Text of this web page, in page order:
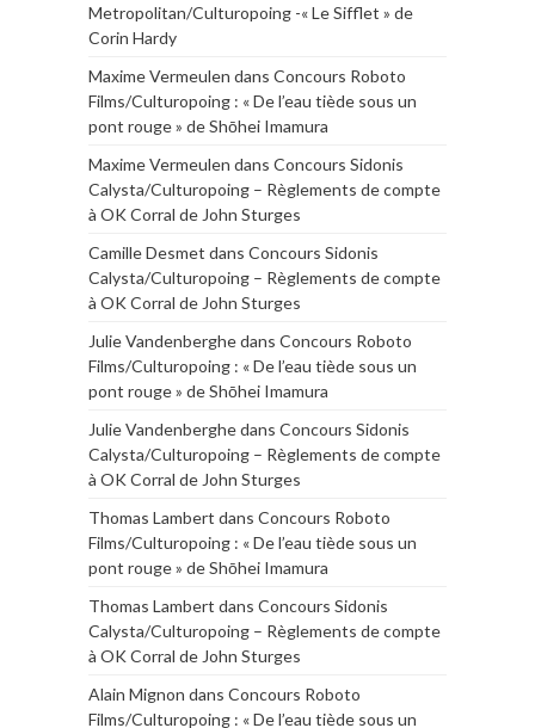
Metropolitan/Culturopoing -« Le Sifflet » de
Corin Hardy
Maxime Vermeulen dans Concours Roboto
Films/Culturopoing : « De l’eau tiède sous un
pont rouge » de Shōhei Imamura
Maxime Vermeulen dans Concours Sidonis
Calysta/Culturopoing – Règlements de compte
à OK Corral de John Sturges
Camille Desmet dans Concours Sidonis
Calysta/Culturopoing – Règlements de compte
à OK Corral de John Sturges
Julie Vandenberghedans Concours Roboto
Films/Culturopoing : « De l’eau tiède sous un
pont rouge » de Shōhei Imamura
Julie Vandenberghedans Concours Sidonis
Calysta/Culturopoing – Règlements de compte
à OK Corral de John Sturges
Thomas Lambert dans Concours Roboto
Films/Culturopoing : « De l’eau tiède sous un
pont rouge » de Shōhei Imamura
Thomas Lambert dans Concours Sidonis
Calysta/Culturopoing – Règlements de compte
à OK Corral de John Sturges
Alain Mignon dans Concours Roboto
Films/Culturopoing : « De l’eau tiède sous un